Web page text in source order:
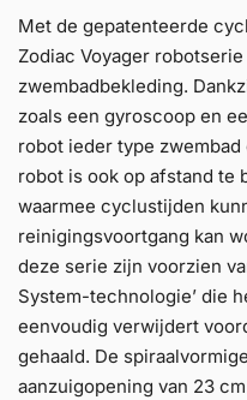
Met de gepatenteerde
Zodiac Voyager
zwembadbekleding.
zoals een gyroscoop en
robot ieder type
robot is ook op afstand te
waarmee cyclustijden
reinigingsvoortgang kan
deze serie zijn voorzien
System-technologie’ die
eenvoudig verwijdert
gehaald. De
aanzuigopening van 23